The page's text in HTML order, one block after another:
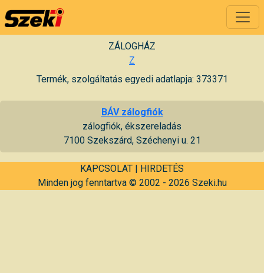
ZÁLOGHÁZ
Z
Termék, szolgáltatás egyedi adatlapja: 373371
BÁV zálogfiók
zálogfiók, ékszereladás
7100 Szekszárd, Széchenyi u. 21
KAPCSOLAT | HIRDETÉS
Minden jog fenntartva © 2002 - 2026 Szeki.hu